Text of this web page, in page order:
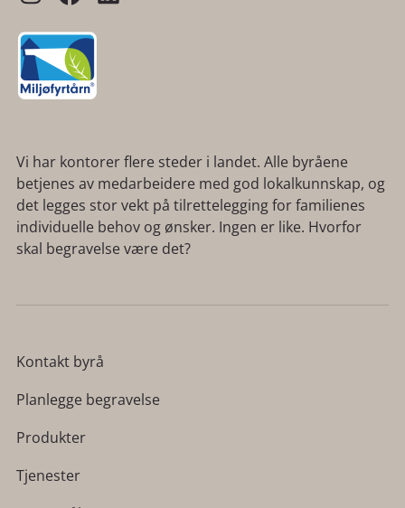
Vi har kontorer flere steder i landet. Alle byråene
betjenes av medarbeidere med god lokalkunnskap, og
det legges stor vekt på tilrettelegging for familienes
individuelle behov og ønsker. Ingen er like. Hvorfor
skal begravelse være det?
Kontakt byrå
Planlegge begravelse
Produkter
Tjenester